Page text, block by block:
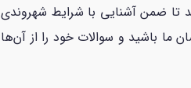
تا ضمن آشنایی با شرایط شهروندی
ما باشید و سوالات خود را از آن‌ها